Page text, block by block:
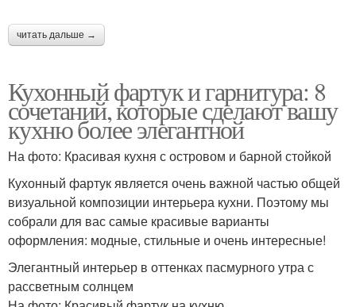
Бионика в интерьере Брутализм в интерьере
читать дальше →
Кухонный фартук и гарнитура: 8
сочетаний, которые сделают вашу
кухню более элегантной
На фото: Красивая кухня с островом и барной стойкой
Кухонный фартук является очень важной частью общей
визуальной композиции интерьера кухни. Поэтому мы
собрали для вас самые красивые варианты
оформления: модные, стильные и очень интересные!
Элегантный интерьер в оттенках пасмурного утра с
рассветным солнцем